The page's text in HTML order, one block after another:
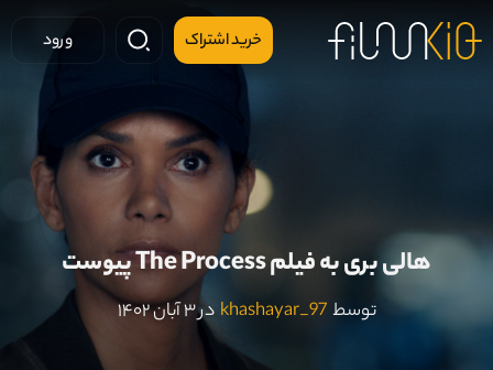
خرید اشتراک ورود
هالی بری به فیلم The Process پیوست
توسط khashayar_97 در ۳ آبان ۱۴۰۲